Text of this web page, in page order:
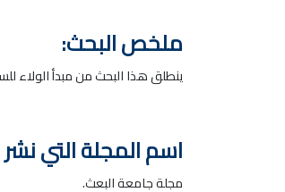
ملخص البحث:
ينطلق هذا البحث من مبدأ الولاء
اسم المجلة التي
مجلة جامعة البعث.